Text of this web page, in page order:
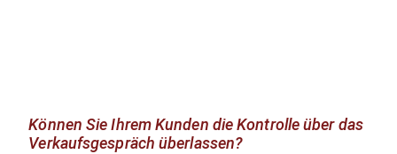
Können Sie Ihrem Kunden die Kontrolle über das
Verkaufsgespräch überlassen?